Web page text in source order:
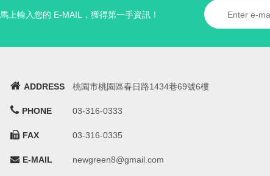
馬上輸入您的 E-MAIL，獲得第一手資訊！
ADDRESS 桃園市桃園區春日路1434巷69號6樓
PHONE 03-316-0333
FAX 03-316-0335
E-MAIL newgreen8@gmail.com